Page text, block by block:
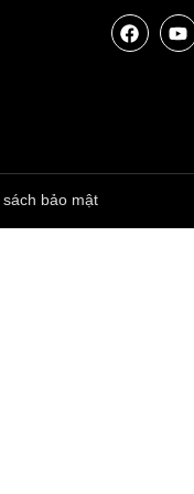
bảo mật